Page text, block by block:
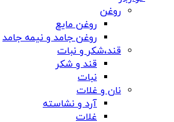
روغن
روغن مایع
روغن جامد و نیمه جامد
قند،شکر و نبات
قند و شکر
نبات
نان و غلات
آرد و نشاسته
غلات